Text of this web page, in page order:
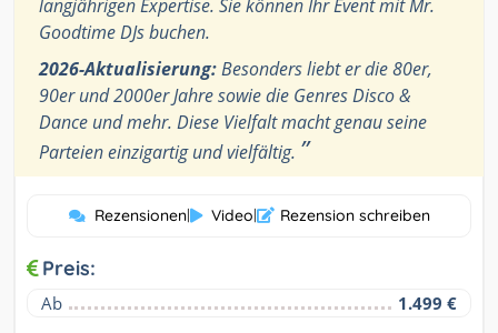
langjährigen Expertise. Sie können Ihr Event mit Mr.
Goodtime DJs buchen.
2026-Aktualisierung:Besonders liebt er die 80er,
90er und 2000er Jahre sowie die Genres Disco &
Dance und mehr. Diese Vielfalt macht genau seine
Parteien einzigartig und vielfältig. ”
Rezensionen| Video| Rezension schreiben
Preis:
Ab 1.499 €